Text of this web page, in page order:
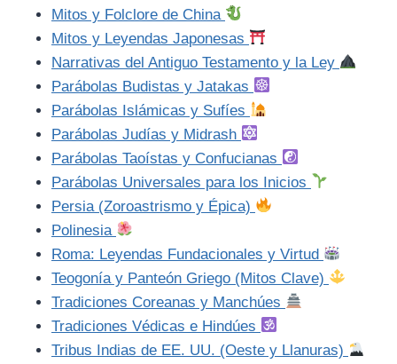
Mitos y Folclore de China
Mitos y Leyendas Japonesas
Narrativas del Antiguo Testamento y la Ley
Parábolas Budistas y Jatakas
Parábolas Islámicas y Sufíes
Parábolas Judías y Midrash
Parábolas Taoístas y Confucianas
Parábolas Universales para los Inicios
Persia (Zoroastrismo y Épica)
Polinesia
Roma: Leyendas Fundacionales y Virtud
Teogonía y Panteón Griego (Mitos Clave)
Tradiciones Coreanas y Manchúes
Tradiciones Védicas e Hindúes
Tribus Indias de EE. UU. (Oeste y Llanuras)